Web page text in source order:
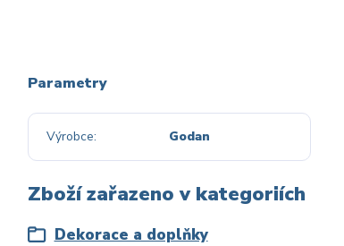
Parametry
Výrobce Godan
Zboží zařazeno v kategoriích
Dekorace a doplňky